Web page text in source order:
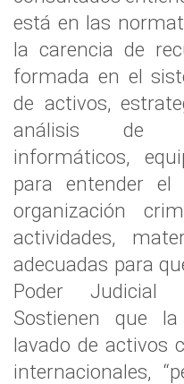
está en las
la carencia de
formada en el
de activos,
análisis de
informáticos,
para entender el
organización
actividades,
adecuadas para
Poder Judicial
Sostienen que
lavado de activos
internacionales,